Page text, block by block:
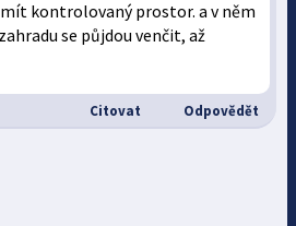
kontrolovaný prostor. a v něm
se půjdou venčit, až
Citovat Odpovědět